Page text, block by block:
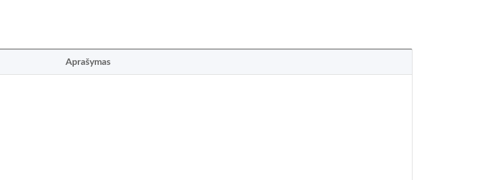
Aprašymas